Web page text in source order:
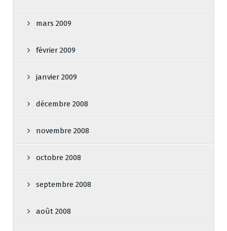
mars 2009
février 2009
janvier 2009
décembre 2008
novembre 2008
octobre 2008
septembre 2008
août 2008